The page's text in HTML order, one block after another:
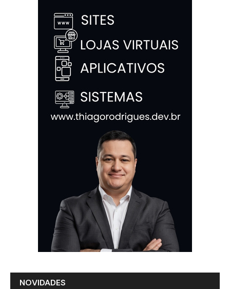
NOVIDADES